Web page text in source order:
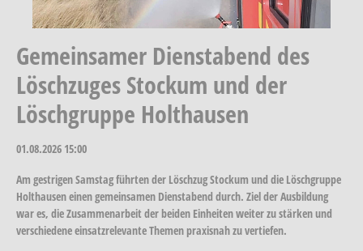
Gemeinsamer Dienstabend des
Löschzuges Stockum und der
Löschgruppe Holthausen
01.08.2026 15:00
Am gestrigen Samstag führten der Löschzug Stockum und die Löschgruppe
Holthausen einen gemeinsamen Dienstabend durch. Ziel der Ausbildung
war es, die Zusammenarbeit der beiden Einheiten weiter zu stärken und
verschiedene einsatzrelevante Themen praxisnah zu vertiefen.